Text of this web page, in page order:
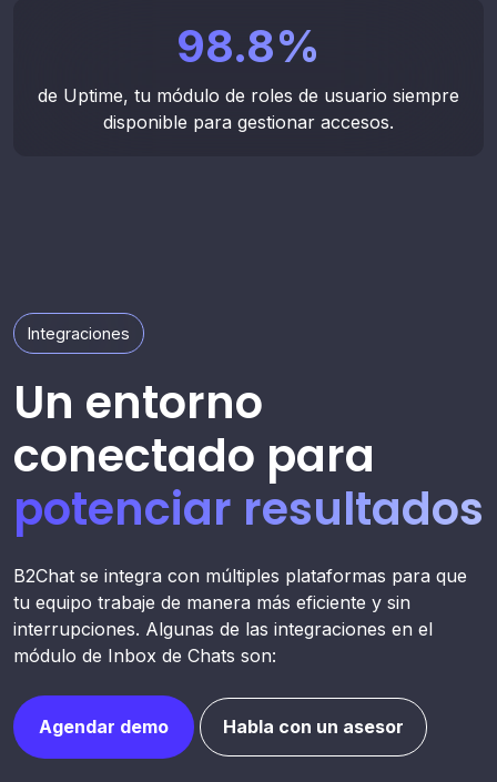
Agendar demo Habla con un asesor
98.8%
de Uptime, tu módulo de roles de usuario siempre
disponible para gestionar accesos.
Integraciones
Un entorno
conectado para
potenciar resultados
B2Chat se integra con múltiples plataformas para que
tu equipo trabaje de manera más eficiente y sin
interrupciones. Algunas de las integraciones en el
módulo de Inbox de Chats son:
Agendar demo Habla con un asesor